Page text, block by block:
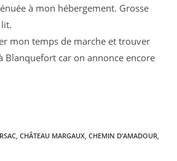
à mon hébergement. Grosse
mon temps de marche et trouver
Blanquefort car on annonce encore
CHÂTEAU MARGAUX CHEMIN D’AMADOUR